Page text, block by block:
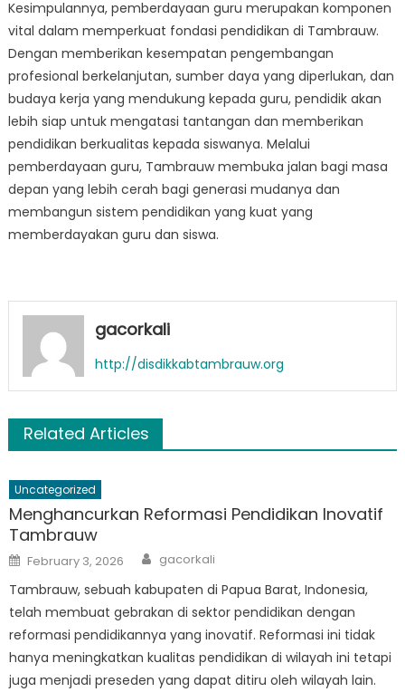
Kesimpulannya, pemberdayaan guru merupakan komponen
vital dalam memperkuat fondasi pendidikan di Tambrauw.
Dengan memberikan kesempatan pengembangan
profesional berkelanjutan, sumber daya yang diperlukan, dan
budaya kerja yang mendukung kepada guru, pendidik akan
lebih siap untuk mengatasi tantangan dan memberikan
pendidikan berkualitas kepada siswanya. Melalui
pemberdayaan guru, Tambrauw membuka jalan bagi masa
depan yang lebih cerah bagi generasi mudanya dan
membangun sistem pendidikan yang kuat yang
memberdayakan guru dan siswa.
gacorkali
http://disdikkabtambrauw.org
Related Articles
Uncategorized
Menghancurkan Reformasi Pendidikan Inovatif
Tambrauw
Posted
on
February 3, 2026 Author
gacorkali
Tambrauw, sebuah kabupaten di Papua Barat, Indonesia,
telah membuat gebrakan di sektor pendidikan dengan
reformasi pendidikannya yang inovatif. Reformasi ini tidak
hanya meningkatkan kualitas pendidikan di wilayah ini tetapi
juga menjadi preseden yang dapat ditiru oleh wilayah lain.